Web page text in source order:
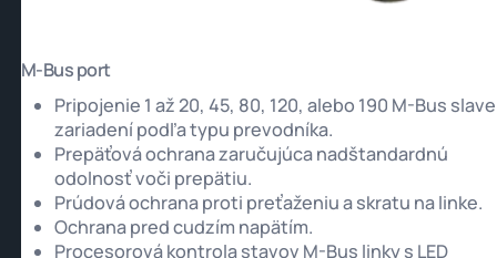
M-Bus port
Pripojenie 1 až 20, 45, 80, 120, alebo 190 M-Bus slave
zariadení podľa typu prevodníka.
Prepäťová ochrana zaručujúca nadštandardnú
odolnosť voči prepätiu.
Prúdová ochrana proti preťaženiu a skratu na linke.
Ochrana pred cudzím napätím.
Procesorová kontrola stavov M-Bus linky s LED